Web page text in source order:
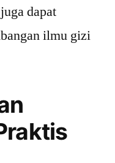
dapat
ilmu gizi